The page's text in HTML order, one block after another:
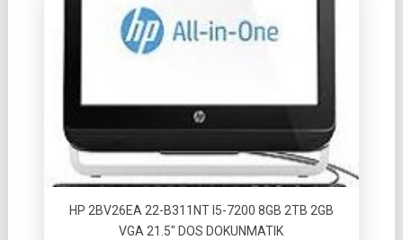
HP 2BV26EA 22-B311NT I5-7200 8GB 2TB 2GB
VGA 21.5″ DOS DOKUNMATIK